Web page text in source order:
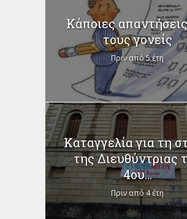
Κάποιες
τους γονείς
Πριν από 5 έτη
Καταγγελία για τη
της Διευθύντριας
4ου...
Πριν από 4 έτη